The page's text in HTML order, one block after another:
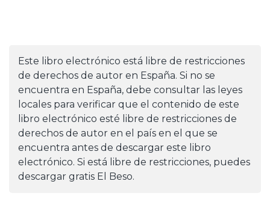
Este libro electrónico está libre de restricciones
de derechos de autor en España. Si no se
encuentra en España, debe consultar las leyes
locales para verificar que el contenido de este
libro electrónico esté libre de restricciones de
derechos de autor en el país en el que se
encuentra antes de descargar este libro
electrónico. Si está libre de restricciones, puedes
descargar gratis El Beso.